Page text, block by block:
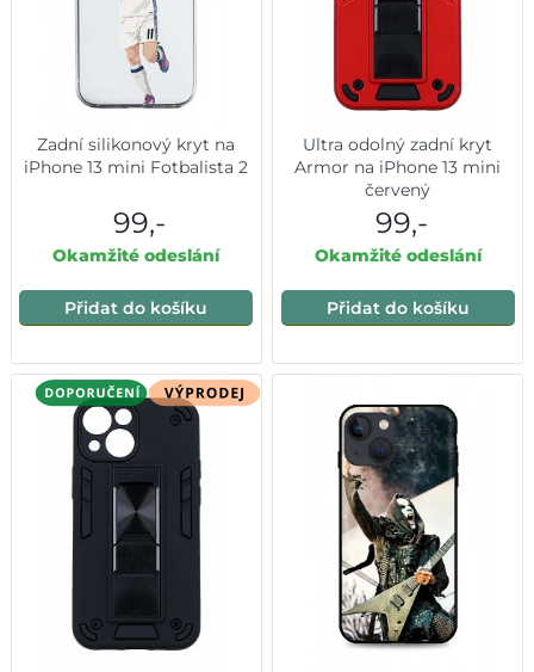
Zadní silikonový kryt na
iPhone 13 mini Fotbalista 2
99,-
Okamžité odeslání
Přidat do košíku
Ultra odolný zadní kryt
Armor na iPhone 13 mini
červený
99,-
Okamžité odeslání
Přidat do košíku